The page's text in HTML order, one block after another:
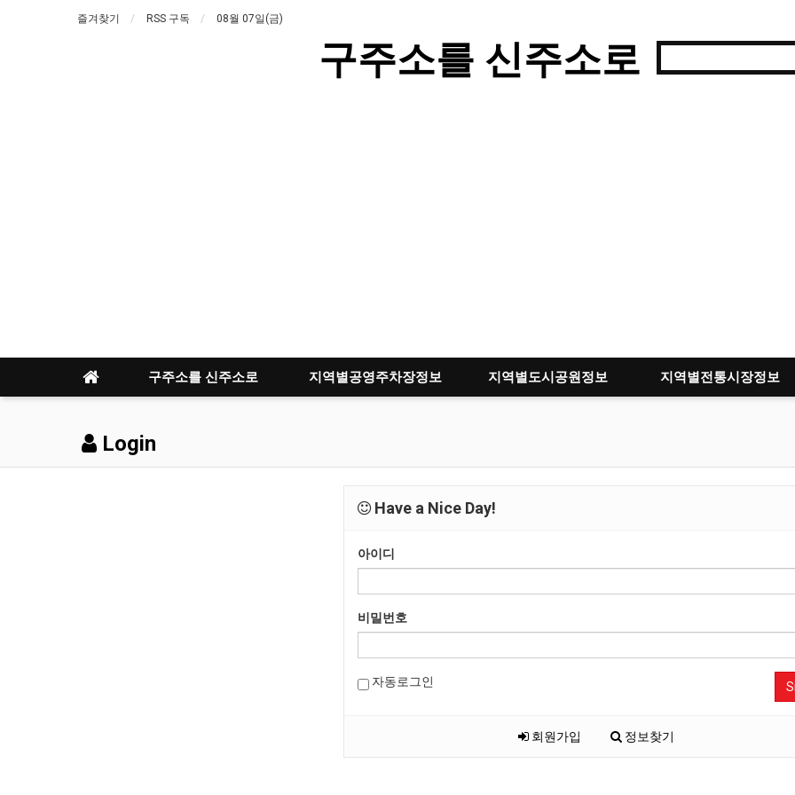
즐겨찾기 RSS 구독 08월 07일(금)
구주소를 신주소로
구주소를 신주소로 지역별공영주차장정보 지역별도시공원정보 지역별전통시장정보
Login
Have a Nice Day!
아이디
비밀번호
자동로그인
회원가입 정보찾기